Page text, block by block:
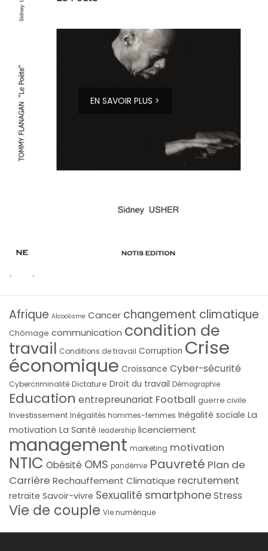
EN SAVOIR PLUS >
Afrique Alcoolisme Cancer changement climatique
Chômage communication condition de
travail Conditions de travail Corruption Crise
économique Croissance Cyber-sécurité
Cybercriminalité Dictature Droit du travail Démographie
Education entrepreunariat Football guerre civile
Investissement Inégalités hommes-femmes Inégalité sociale La
motivation La Santé leadership licenciement
management marketing motivation
NTIC Obésité OMS pandémie Pauvreté Plan de
Carrière Rechauffement Climatique recrutement
retraite Savoir-vivre Sexualité smartphoneStress
Vie de couple Vie numérique